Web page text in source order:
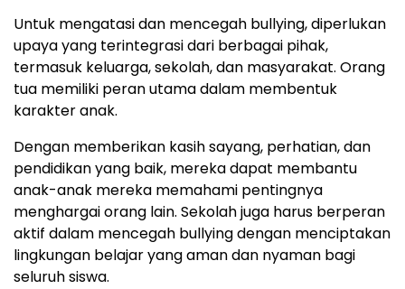
Untuk mengatasi dan mencegah bullying, diperlukan
upaya yang terintegrasi dari berbagai pihak,
termasuk keluarga, sekolah, dan masyarakat. Orang
tua memiliki peran utama dalam membentuk
karakter anak.
Dengan memberikan kasih sayang, perhatian, dan
pendidikan yang baik, mereka dapat membantu
anak-anak mereka memahami pentingnya
menghargai orang lain. Sekolah juga harus berperan
aktif dalam mencegah bullying dengan menciptakan
lingkungan belajar yang aman dan nyaman bagi
seluruh siswa.